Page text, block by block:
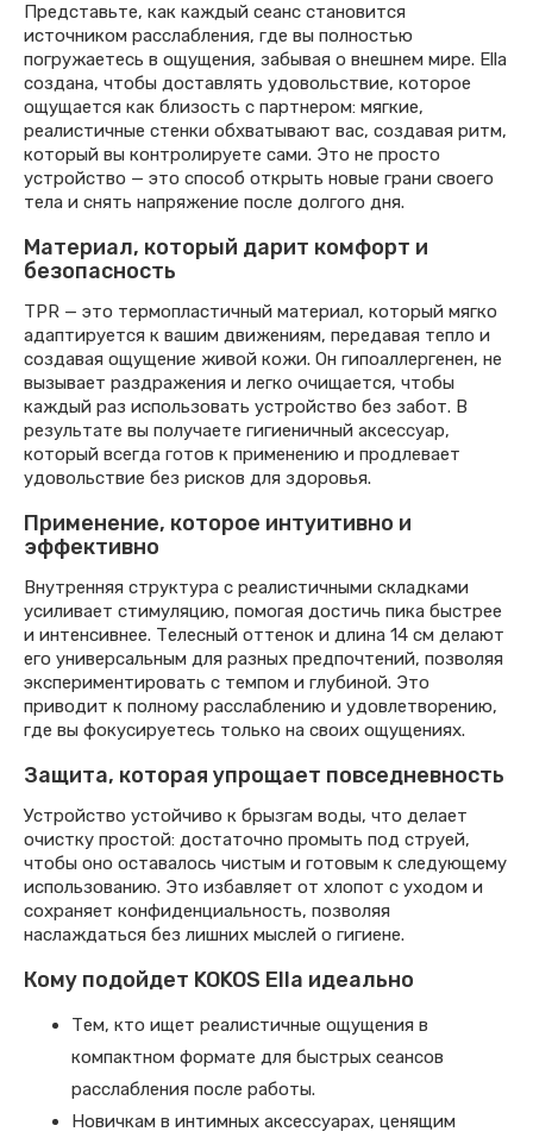
Представьте, как каждый сеанс становится
источником расслабления, где вы полностью
погружаетесь в ощущения, забывая о внешнем мире. Ella
создана, чтобы доставлять удовольствие, которое
ощущается как близость с партнером: мягкие,
реалистичные стенки обхватывают вас, создавая ритм,
который вы контролируете сами. Это не просто
устройство — это способ открыть новые грани своего
тела и снять напряжение после долгого дня.
Материал, который дарит комфорт и
безопасность
TPR — это термопластичный материал, который мягко
адаптируется к вашим движениям, передавая тепло и
создавая ощущение живой кожи. Он гипоаллергенен, не
вызывает раздражения и легко очищается, чтобы
каждый раз использовать устройство без забот. В
результате вы получаете гигиеничный аксессуар,
который всегда готов к применению и продлевает
удовольствие без рисков для здоровья.
Применение, которое интуитивно и
эффективно
Внутренняя структура с реалистичными складками
усиливает стимуляцию, помогая достичь пика быстрее
и интенсивнее. Телесный оттенок и длина 14 см делают
его универсальным для разных предпочтений, позволяя
экспериментировать с темпом и глубиной. Это
приводит к полному расслаблению и удовлетворению,
где вы фокусируетесь только на своих ощущениях.
Защита, которая упрощает повседневность
Устройство устойчиво к брызгам воды, что делает
очистку простой: достаточно промыть под струей,
чтобы оно оставалось чистым и готовым к следующему
использованию. Это избавляет от хлопот с уходом и
сохраняет конфиденциальность, позволяя
наслаждаться без лишних мыслей о гигиене.
Кому подойдет KOKOS Ella идеально
Тем, кто ищет реалистичные ощущения в
компактном формате для быстрых сеансов
расслабления после работы.
Новичкам в интимных аксессуарах, ценящим